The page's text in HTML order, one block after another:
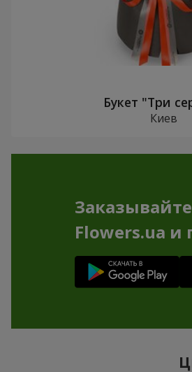
Букет "Три
Киев
Flowers.ua и